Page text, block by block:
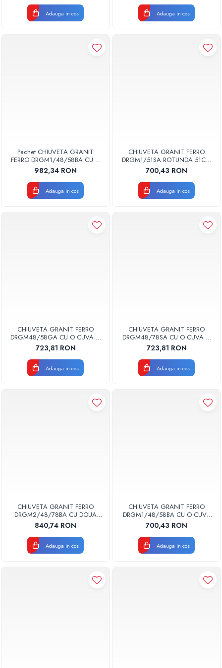
Pompe de caldura
Adauga in cos Adauga in cos
Pachet CHIUVETA GRANIT
FERRO DRGM1/48/58BA CU O
CUVA 58X48CM GRAFIT
MEZZO NEAGRA CU BATERIE
BUCATARIE FERRO CADOU
982,34 RON
Adauga in cos
CHIUVETA GRANIT FERRO
DRGM1/51SA ROTUNDA 51CM
CU O CUVA NISIP MEZZO BEJ
700,43 RON
Adauga in cos
CHIUVETA GRANIT FERRO
DRGM48/58GA CU O CUVA SI
PICURATOR 58X48CM NISIP
MEZZO GRI
723,81 RON
Adauga in cos
CHIUVETA GRANIT FERRO
DRGM48/78SA CU O CUVA SI
PICURATOR 78X48CM NISIP
MEZZO BEJ
723,81 RON
Adauga in cos
CHIUVETA GRANIT FERRO
DRGM2/48/78BA CU DOUA
CUVE 78X48CM GRAFIT MEZZO
NEAGRA
840,74 RON
Adauga in cos
CHIUVETA GRANIT FERRO
DRGM1/48/58BA CU O CUVA
58X48CM GRAFIT MEZZO
NEAGRA
700,43 RON
Adauga in cos